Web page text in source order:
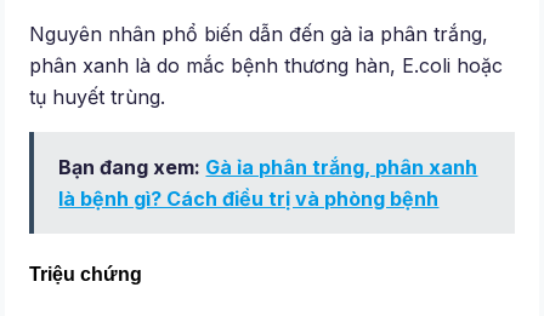
Nguyên nhân phổ biến dẫn đến gà ỉa phân trắng,
phân xanh là do mắc bệnh thương hàn, E.coli hoặc
tụ huyết trùng.
Bạn đang xem: Gà ỉa phân trắng, phân xanh
là bệnh gì? Cách điều trị và phòng bệnh
Triệu chứng